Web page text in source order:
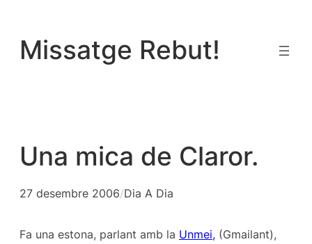
contingut
Missatge Rebut!
Una mica de Claror.
27 desembre 2006/Dia A Dia
Fa una estona, parlant amb la Unmei, (Gmailant),